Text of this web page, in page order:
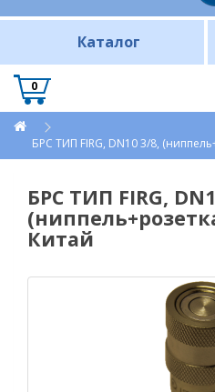
Каталог
0
БРС ТИП FIRG, DN10 3/8,
БРС ТИП FIRG,
Китай